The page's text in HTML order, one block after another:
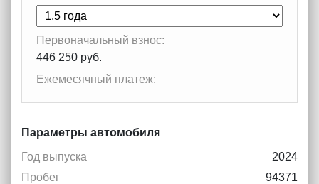
Первоначальный взнос:
446 250 руб.
Ежемесячный платеж:
Параметры автомобиля
Год выпуска
2024
Пробег
94371